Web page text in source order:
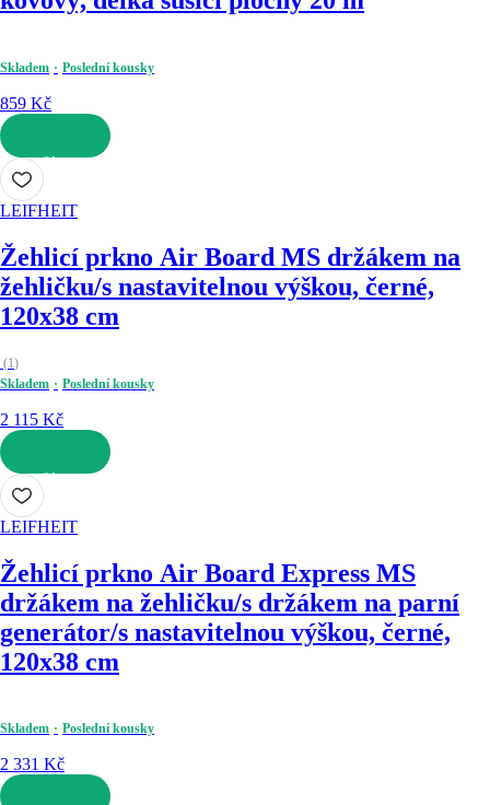
Skladem Poslední kousky
859 Kč
DO KOŠÍKU
LEIFHEIT
Žehlicí prkno Air Board MS držákem na
žehličku/s nastavitelnou výškou, černé,
120x38 cm
(1)
Skladem
Poslední kousky
2 115 Kč
DO KOŠÍKU
LEIFHEIT
Žehlicí prkno Air Board Express MS
držákem na žehličku/s držákem na parní
generátor/s nastavitelnou výškou, černé,
120x38 cm
Skladem Poslední kousky
2 331 Kč